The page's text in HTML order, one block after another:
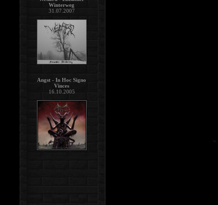
Winterweg
31.07.2007
Angst - In Hoc Signo
Vinces
16.10.2005